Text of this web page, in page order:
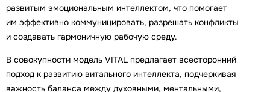
развитым эмоциональным интеллектом, что помогает
им эффективно коммуницировать, разрешать конфликты
и создавать гармоничную рабочую среду.
В совокупности модель VITAL предлагает всесторонний
подход к развитию витального интеллекта, подчеркивая
важность баланса между духовными, ментальными,